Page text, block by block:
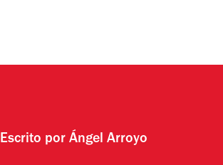
Escrito por Ángel Arroyo